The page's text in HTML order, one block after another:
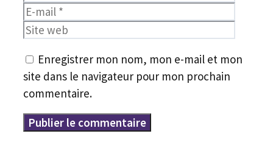
Enregistrer mon nom, mon e-mail et mon
site dans le navigateur pour mon prochain
commentaire.